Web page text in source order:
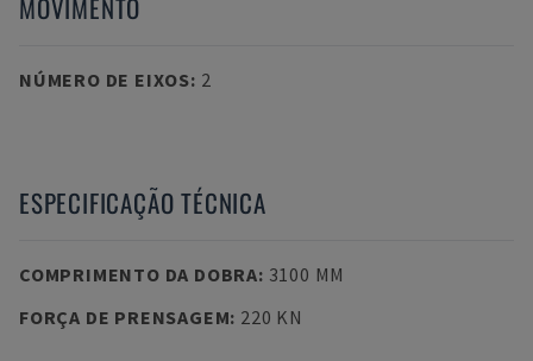
MOVIMENTO
NÚMERO DE EIXOS: 2
ESPECIFICAÇÃO TÉCNICA
COMPRIMENTO DA DOBRA: 3100 MM
FORÇA DE PRENSAGEM: 220 KN